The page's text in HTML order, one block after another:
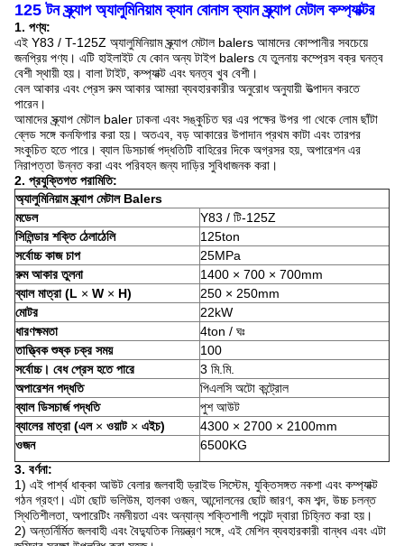
125 টন স্ক্র্যাপ অ্যালুমিনিয়াম ক্যান বোনাস ক্যান স্ক্র্যাপ মেটাল কম্প্যাক্টর
1. পণ্য:
এই Y83 / T-125Z অ্যালুমিনিয়াম স্ক্র্যাপ মেটাল balers আমাদের কোম্পানীর সবচেয়ে
জনপ্রিয় পণ্য। এটি হাইলাইট যে কোন অন্য টাইপ balers যে তুলনায় কম্প্রেস বক্র ঘনত্ব
বেশী স্থায়ী হয়। বালা টাইট, কম্প্যাক্ট এবং ঘনত্ব খুব বেশী।
বেল আকার এবং প্রেস রুম আকার আমরা ব্যবহারকারীর অনুরোধ অনুযায়ী উত্পাদন করতে
পারেন।
আমাদের স্ক্র্যাপ মেটাল baler ঢাকনা এবং সঙ্কুচিত ঘর এর পক্ষের উপর গা থেকে লোম ছাঁটা
ব্লেড সঙ্গে কনফিগার করা হয়। অতএব, বড় আকারের উপাদান প্রথম কাটা এবং তারপর
সংকুচিত হতে পারে। ব্যাল ডিসচার্জ পদ্ধতিটি বাহিরের দিকে অগ্রসর হয়, অপারেশন এর
নিরাপত্তা উন্নত করা এবং পরিবহন জন্য দাড়ির সুবিধাজনক করা।
2. প্রযুক্তিগত পরামিতি:
অ্যালুমিনিয়াম স্ক্র্যাপ মেটাল Balers
মডেল
Y83 / টি-125Z
সিলিন্ডার শক্তি ঠেলাঠেলি
125ton
সর্বোচ্চ কাজ চাপ
25MPa
রুম আকার তুলনা
1400 × 700 × 700mm
ব্যাল মাত্রা (L × W × H)
250 × 250mm
মোটর
22kW
ধারণক্ষমতা
4ton / ঘঃ
তাত্ত্বিক শুষ্ক চক্র সময়
100
সর্বোচ্চ। বেধ প্রেস হতে পারে
3 মি.মি.
অপারেশন পদ্ধতি
পিএলসি অটো কন্ট্রোল
ব্যাল ডিসচার্জ পদ্ধতি
পুশ আউট
ব্যালের মাত্রা (এল× ওয়াট× এইচ)
4300 × 2700 × 2100mm
ওজন
6500KG
3. বর্ণনা:
1) এই পার্শ্ব ধাক্কা আউট বেলার জলবাহী ড্রাইভ সিস্টেম, যুক্তিসঙ্গত নকশা এবং কম্প্যাক্ট
গঠন গ্রহণ। এটা ছোট ভলিউম, হালকা ওজন, আন্দোলনের ছোট জারণ, কম শব্দ, উচ্চ চলন্ত
স্থিতিশীলতা, অপারেটিং নমনীয়তা এবং অন্যান্য শক্তিশালী পয়েন্ট দ্বারা চিহ্নিত করা হয়।
2) অন্তর্নির্মিত জলবাহী এবং বৈদ্যুতিক নিয়ন্ত্রণ সঙ্গে, এই মেশিন ব্যবহারকারী বান্ধব এবং এটা